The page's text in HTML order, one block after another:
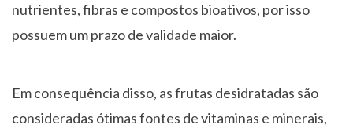
nutrientes, fibras e compostos bioativos, por isso
possuem um prazo de validade maior.
Em consequência disso, as frutas desidratadas são
consideradas ótimas fontes de vitaminas e minerais,